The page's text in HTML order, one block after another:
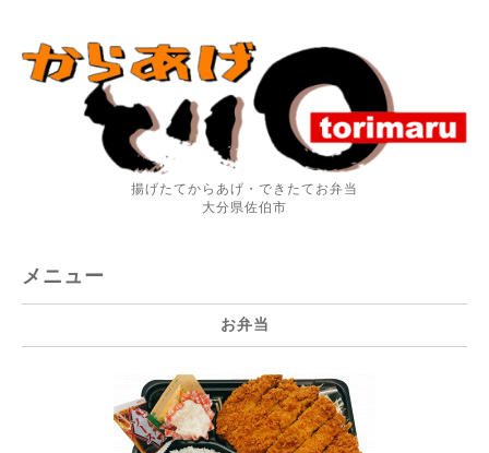
揚げたてからあげ・できたてお弁当
大分県佐伯市
メニュー
お弁当